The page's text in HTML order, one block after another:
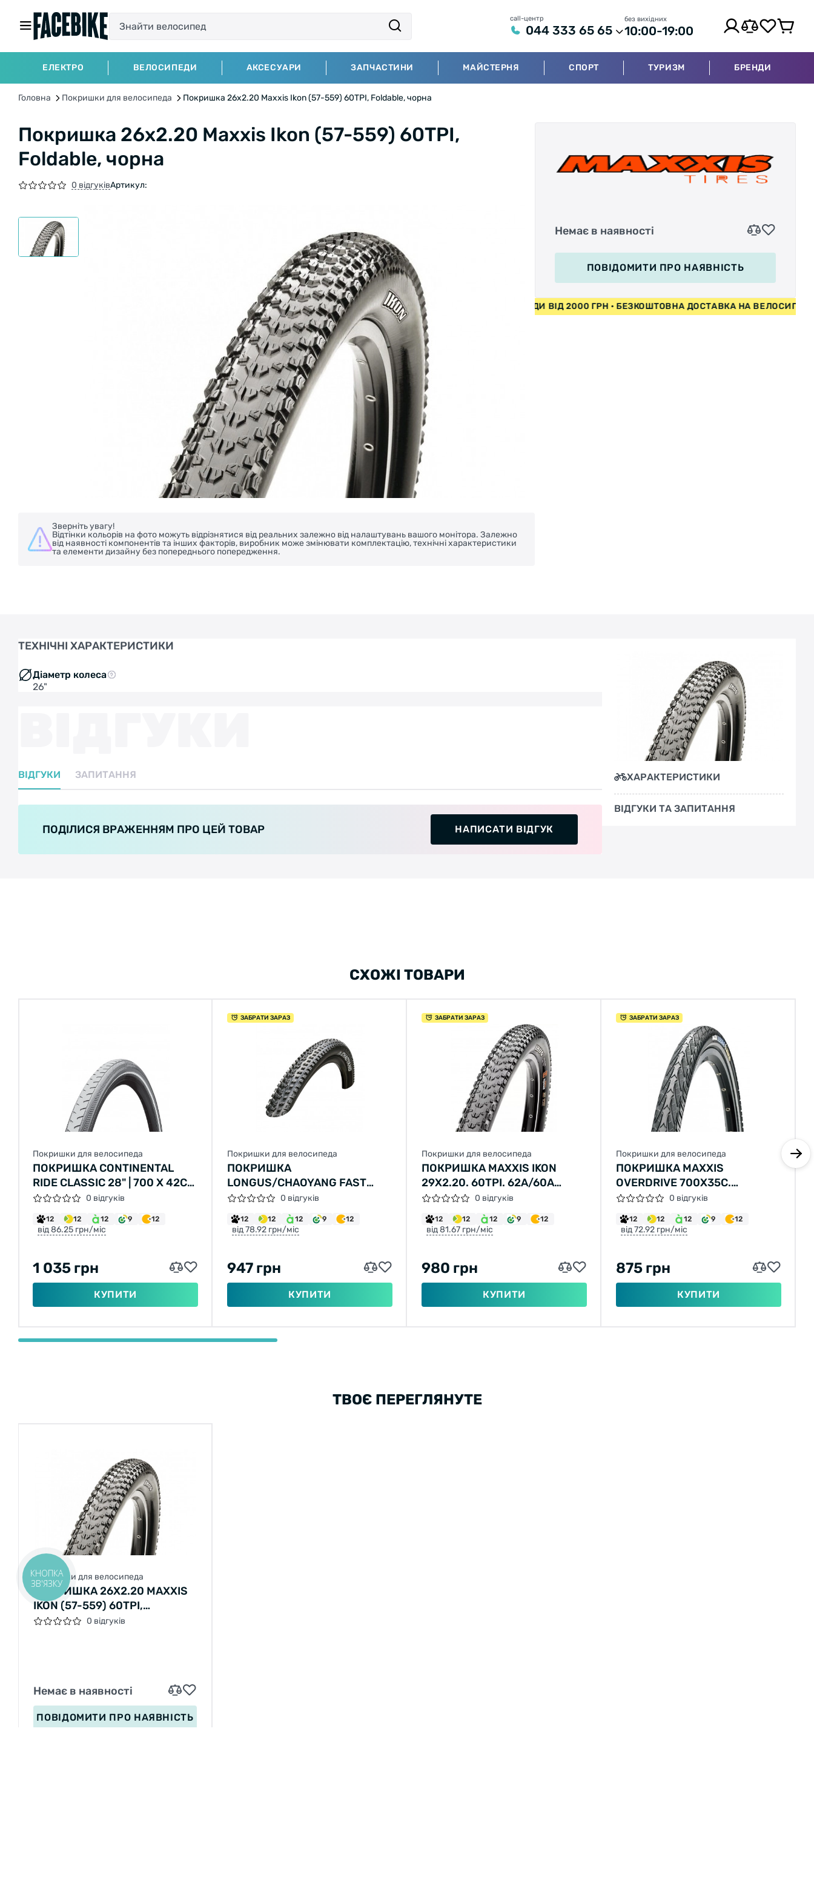
call-центр
044 333 65 65
без вихідних
10:00-19:00
ЕЛЕКТРО ВЕЛОСИПЕДИ АКСЕСУАРИ ЗАПЧАСТИНИ МАЙСТЕРНЯ СПОРТ ТУРИЗМ БРЕНДИ
Головна Покришки для велосипеда Покришка 26x2.20 Maxxis Ikon (57-559) 60TPI, Foldable, чорна
Покришка 26x2.20 Maxxis Ikon (57-559) 60TPI,
Foldable, чорна
0 відгуківАртикул:
Зверніть увагу!
Відтінки кольорів на фото можуть відрізнятися від реальних залежно від налаштувань вашого монітора. Залежно
від наявності компонентів та інших факторів, виробник може змінювати комплектацію, технічні характеристики
та елементи дизайну без попереднього попередження.
Немає в наявності
ПОВІДОМИТИ ПРО НАЯВНІСТЬ
БЕЗКОШТОВНА ДОСТАВКА НА ВЕЛОСИПЕДИ ВІД 2000 ГРН • БЕЗКОШТОВНА ДОСТАВКА НА ВЕЛОСИПЕДИ ВІД 2000 ГРН • БЕЗКОШТОВНА ДОСТАВКА НА
ТЕХНІЧНІ ХАРАКТЕРИСТИКИ
Діаметр колеса
26"
ВІДГУКИ ЗАПИТАННЯ
ПОДІЛИСЯ ВРАЖЕННЯМ ПРО ЦЕЙ ТОВАР НАПИСАТИ ВІДГУК
ХАРАКТЕРИСТИКИ
ВІДГУКИ ТА ЗАПИТАННЯ
СХОЖІ ТОВАРИ
Покришки для велосипеда
ПОКРИШКА CONTINENTAL
RIDE CLASSIC 28" | 700 X 42C
(40C) | 28 X 1.60 СІРА, НЕ
СКЛАДНА
0 відгуків
12 12 12 9 12
від 86.25 грн/міс
1 035 грн
КУПИТИ
ЗАБРАТИ ЗАРАЗ
Покришки для велосипеда
ПОКРИШКА
LONGUS/CHAOYANG FAST
LANE 26X2,10 H-5197 60TPI
2C-MTB SPS TLR СКЛАДНА
0 відгуків
12 12 12 9 12
від 78.92 грн/міс
947 грн
КУПИТИ
ЗАБРАТИ ЗАРАЗ
Покришки для велосипеда
ПОКРИШКА MAXXIS IKON
29X2.20. 60TPI. 62A/60A
(ETB96753200)
0 відгуків
12 12 12 9 12
від 81.67 грн/міс
980 грн
КУПИТИ
ЗАБРАТИ ЗАРАЗ
Покришки для велосипеда
ПОКРИШКА MAXXIS
OVERDRIVE 700X35C.
MAXXPROTECT 27TPI. 70A
0 відгуків
12 12 12 9 12
від 72.92 грн/міс
875 грн
КУПИТИ
ТВОЄ ПЕРЕГЛЯНУТЕ
Покришки для велосипеда
ПОКРИШКА 26X2.20 MAXXIS
IKON (57-559) 60TPI,
FOLDABLE, ЧОРНА
0 відгуків
Немає в наявності
ПОВІДОМИТИ ПРО НАЯВНІСТЬ
КНОПКА
ЗВ'ЯЗКУ